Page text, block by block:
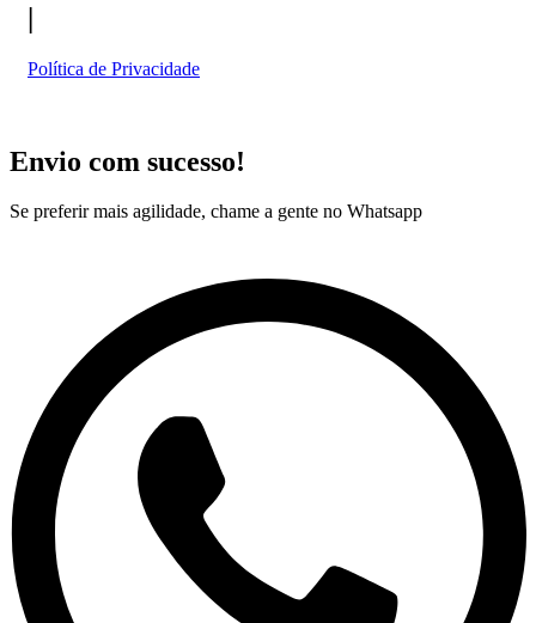
|
Política de Privacidade
Envio com sucesso!
Se preferir mais agilidade, chame a gente no Whatsapp